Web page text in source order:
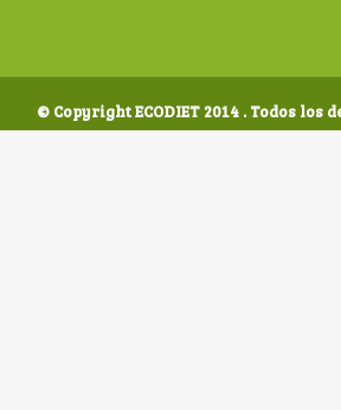
© Copyright ECODIET 2014 . Todos los